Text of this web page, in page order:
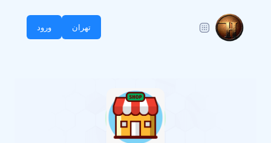
تهران ورود